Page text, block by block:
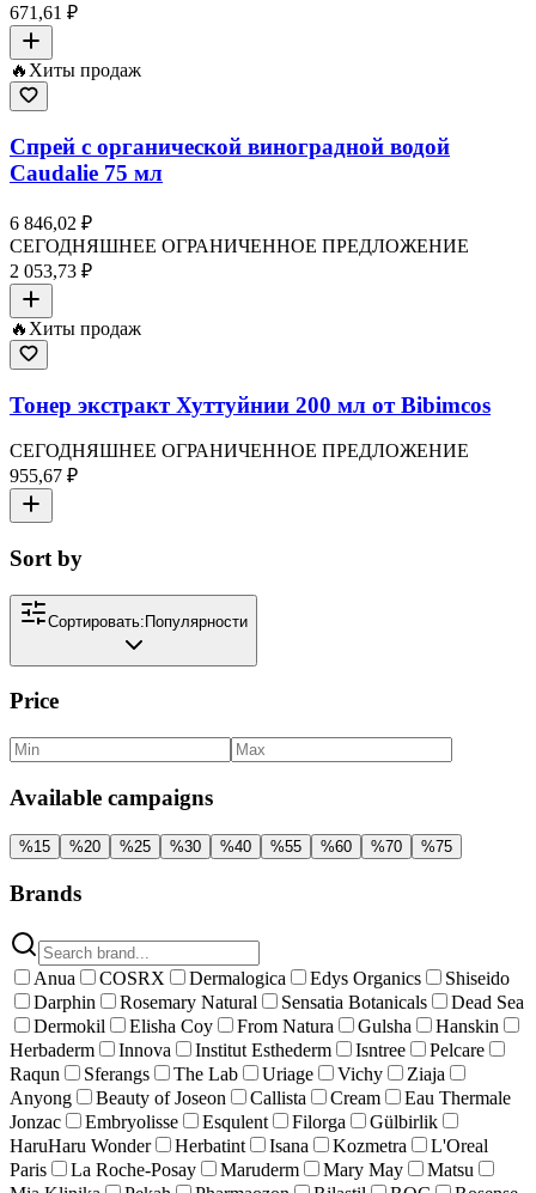
671,61 ₽
🔥Хиты продаж
Спрей с органической виноградной водой
Caudalie 75 мл
6 846,02 ₽
СЕГОДНЯШНЕЕ ОГРАНИЧЕННОЕ ПРЕДЛОЖЕНИЕ
2 053,73 ₽
🔥 Хиты продаж
Тонер экстракт Хуттуйнии 200 мл от Bibimcos
СЕГОДНЯШНЕЕ ОГРАНИЧЕННОЕ ПРЕДЛОЖЕНИЕ
955,67 ₽
Sort by
Сортировать:Популярности
Price
Available campaigns
%15 %20 %25 %30 %40 %55 %60 %70 %75
Brands
Anua COSRX Dermalogica Edys Organics
Shiseido
Darphin
Rosemary Natural Sensatia Botanicals
Dead Sea
Dermokil
Elisha Coy From Natura Gulsha
Hanskin
Herbaderm
Innova Institut Esthederm Isntree
Pelcare
Raqun
Sferangs The Lab Uriage Vichy
Ziaja
Anyong
Beauty of Joseon Callista Cream
Eau Thermale
Jonzac
Embryolisse Esqulent Filorga
Gülbirlik
HaruHaru Wonder
Herbatint Isana Kozmetra
L'Oreal
Paris
La Roche-Posay Maruderm Mary May
Matsu